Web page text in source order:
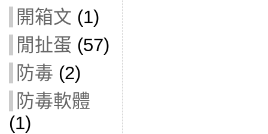
開箱文 (1)
閒扯蛋 (57)
防毒 (2)
防毒軟體
(1)